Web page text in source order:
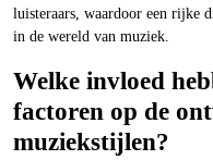
luisteraars, waardoor een rijke
in de wereld van muziek.
Welke invloed
factoren op de
muziekstijlen?